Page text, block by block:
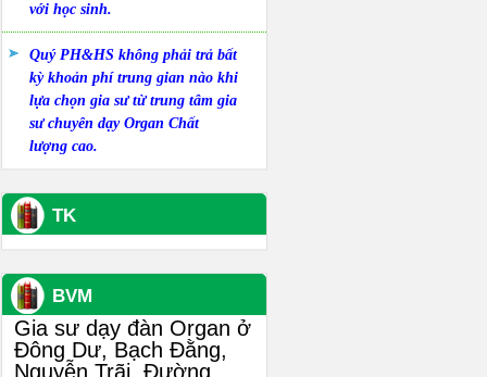
với học sinh.
Quý PH&HS không phải trả bất
kỳ khoản phí trung gian nào khi
lựa chọn gia sư từ trung tâm gia
sư chuyên dạy Organ Chất
lượng cao.
TK
BVM
Gia sư dạy đàn Organ ở
Đông Dư, Bạch Đằng,
Nguyễn Trãi, Đường